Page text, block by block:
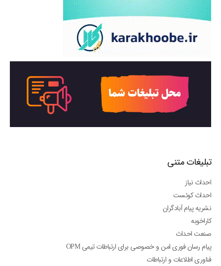
تبلیغات متنی
احداث نیاز
احداث کوئست
نشریه پیام آبادگران
کاراخوبه
صنعت احداث
پیام رسان فوری امن و خصوصی برای ارتباطات تیمی OPM
فناوری اطلاعات و ارتباطات